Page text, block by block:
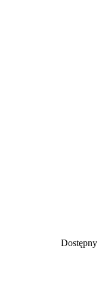
Dostępny